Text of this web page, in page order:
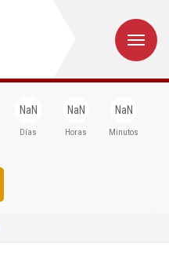
NaN
Días
NaN
Horas
NaN
Minutos